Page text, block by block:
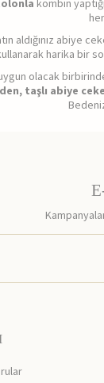
kombin
aldığınız abiye
harika bir
olacak
taşlı abiye